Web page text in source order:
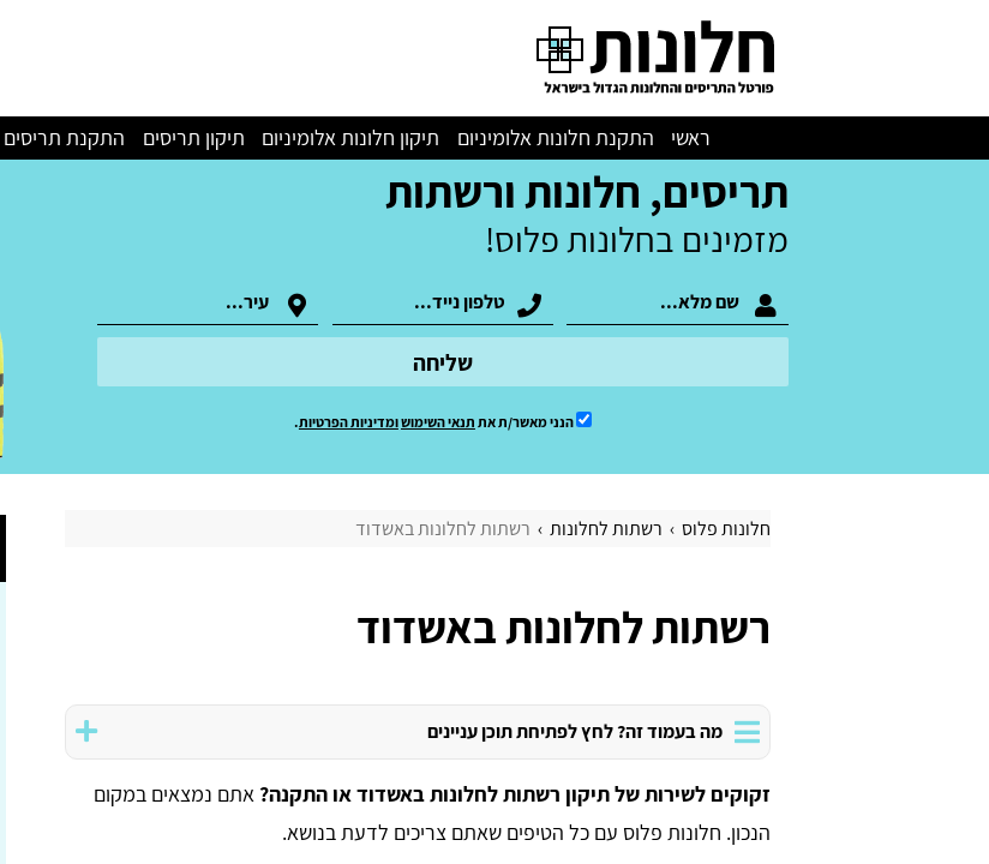
ראשי התקנת חלונות אלומיניום תיקון חלונות אלומיניום תיקון תריסים התקנת תריסים
תריסים, חלונות ורשתות
מזמינים בחלונות פלוס!
שליחה
הנני מאשר/ת את תנאי השימושומדיניות הפרטיות.
חלונות פלוס רשתות לחלונות רשתות לחלונות באשדוד
רשתות לחלונות באשדוד
מה בעמוד זה? לחץ לפתיחת תוכן עניינים
זקוקים לשירות של תיקון רשתות לחלונות באשדוד או התקנה? אתם נמצאים במקום
הנכון. חלונות פלוס עם כל הטיפים שאתם צריכים לדעת בנושא.